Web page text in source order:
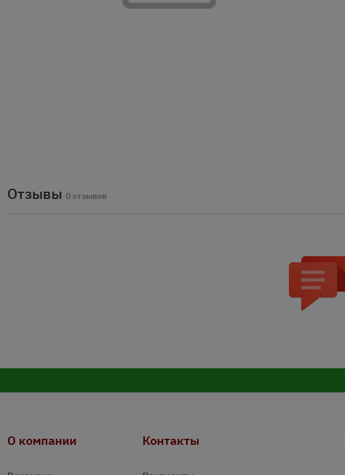
Отзывы 0 отзывов
О компании Контакты